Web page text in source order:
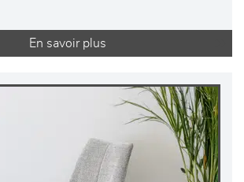
En savoir plus